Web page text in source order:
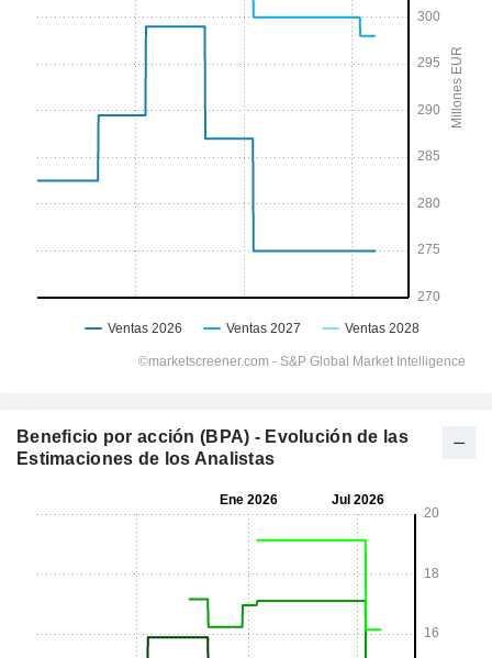
Beneficio por acción (BPA) - Evolución de las
Estimaciones de los Analistas